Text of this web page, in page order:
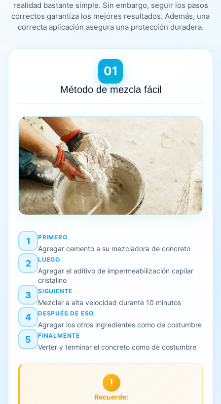
realidad bastante simple. Sin embargo, seguir los pasos
correctos garantiza los mejores resultados. Además, una
correcta aplicación asegura una protección duradera.
01
Método de mezcla fácil
1 PRIMERO
Agregar cemento a su mezcladora de concreto
2 LUEGO
Agregar el aditivo de impermeabilización capilar
cristalino
3 SIGUIENTE
Mezclar a alta velocidad durante 10 minutos
4 DESPUÉS DE ESO
Agregar los otros ingredientes como de costumbre
5 FINALMENTE
Verter y terminar el concreto como de costumbre
!
Recuerde: